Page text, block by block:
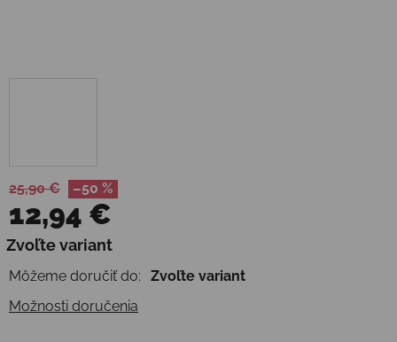
25,90 € –50 %
12,94 €
Jednotková cena:
Zvoľte variant
Môžeme doručiť do:
Zvoľte variant
Možnosti doručenia